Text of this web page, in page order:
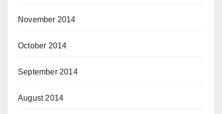
November 2014
October 2014
September 2014
August 2014